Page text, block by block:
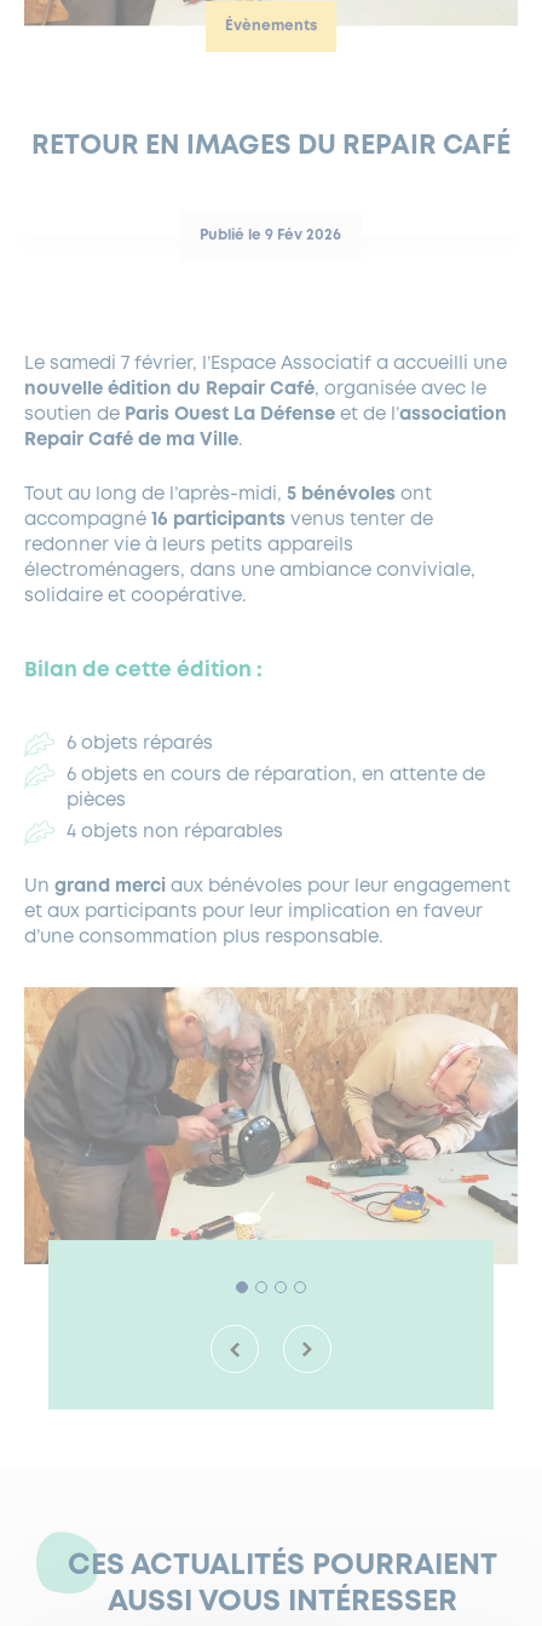
LOCATION DE SALLES
DÉVELOPPEMENT DURABLE
PARCS ET SQUARES DE LA VILLE
DEMANDE D’ABATTAGE
GESTION DU PATRIMOINE ARBORÉ
Évènements
RETOUR EN IMAGES DU REPAIR CAFÉ
Publié le 9 Fév 2026
Le samedi 7 février, l’Espace Associatif a accueilli une
nouvelle édition du Repair Café, organisée avec le
soutien de Paris Ouest La Défense et de l’association
Repair Café de ma Ville.
Tout au long de l’après-midi, 5 bénévoles ont
accompagné 16 participants venus tenter de
redonner vie à leurs petits appareils
électroménagers, dans une ambiance conviviale,
solidaire et coopérative.
Bilan de cette édition :
6 objets réparés
6 objets en cours de réparation, en attente de
pièces
4 objets non réparables
Un grand merci aux bénévoles pour leur engagement
et aux participants pour leur implication en faveur
d’une consommation plus responsable.
CES ACTUALITÉS POURRAIENT
AUSSI VOUS INTÉRESSER